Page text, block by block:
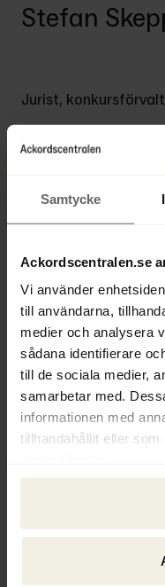
Samtycke
Ackordscentralen.se
Vi använder
till användarna,
medier och analysera
sådana identifierare
till de sociala medier,
samarbetar med.
informationen med
tillhandahållit eller
Stefan
Jurist,
Direkt +46 31 10 54 60
2023–
Jurist,
2018–2022
Vd,
2012–2018
Jurist,
Bankjurist, SEB
1998–1999